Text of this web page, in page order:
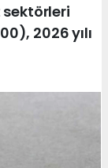
2026 yılı